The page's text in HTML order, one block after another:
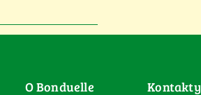
O Bonduelle Kontakty